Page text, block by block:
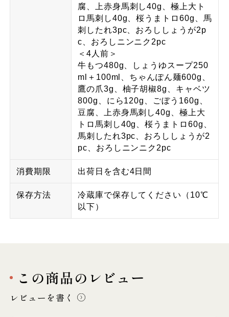
腐、上赤身馬刺し40g、極上大ト
ロ馬刺し40g、桜うまトロ60g、馬
刺したれ3pc、おろししょうが2p
c、おろしニンニク2pc
＜4人前＞
牛もつ480g、しょうゆスープ250
ml＋100ml、ちゃんぽん麺600g、
鷹の爪3g、柚子胡椒8g、キャベツ
800g、にら120g、ごぼう160g、
豆腐、上赤身馬刺し40g、極上大
トロ馬刺し40g、桜うまトロ60g、
馬刺したれ3pc、おろししょうが2
pc、おろしニンニク2pc
消費期限 出荷日を含む4日間
保存方法
冷蔵庫で保存してください（10℃
以下）
この商品のレビュー
レビューを書く